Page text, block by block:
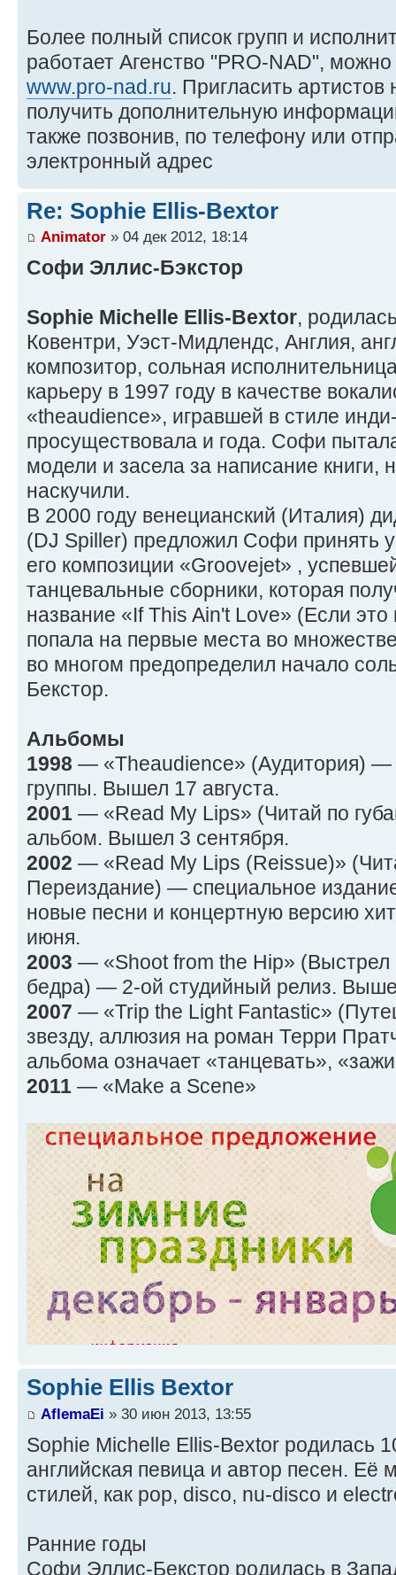
Более полный список групп и
работает Агенство "PRO-NAD",
www.pro-nad.ru. Пригласить
получить дополнительную
также позвонив, по телефону или
электронный адрес
Re: Sophie Ellis-Bextor
Animator » 04 дек 2012, 18:14
Cофи Эллис-Бэкстор
Sophie Michelle Ellis-Bextor,
Ковентри, Уэст-Мидлендс, Англия,
композитор, сольная
карьеру в 1997 году в качестве
«theaudience», игравшей в стиле
просуществовала и года. Софи
модели и засела за написание книги,
наскучили.
В 2000 году венецианский (Италия)
(DJ Spiller) предложил Софи принять
его композиции «Groovejet» ,
танцевальные сборники, которая
название «If This Ain't Love» (Если
попала на первые места во
во многом предопределил начало
Бекстор.
Альбомы
1998 — «Theaudience» (Аудитория) —
группы. Вышел 17 августа.
2001 — «Read My Lips» (Читай по
альбом. Вышел 3 сентября.
2002 — «Read My Lips (Reissue)»
Переиздание) — специальное
новые песни и концертную версию
июня.
2003 — «Shoot from the Hip» (Выстрел
бедра) — 2-ой студийный релиз.
2007 — «Trip the Light Fantastic»
звезду, аллюзия на роман Терри
альбома означает «танцевать»,
2011 — «Make a Scene»
Sophie Ellis Bextor
AflemaEi » 30 июн 2013, 13:55
Sophie Michelle Ellis-Bextor родилась
английская певица и автор песен. Её
стилей, как pop, disco, nu-disco и
Ранние годы
Софи Эллис-Бекстор родилась в